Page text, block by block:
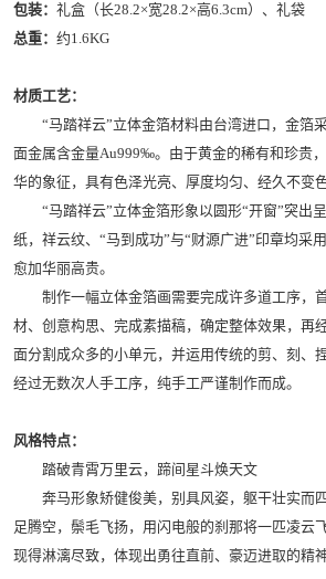
包装： 礼盒（长28.2×宽28.2×高6.3cm）、礼袋
总重： 约1.6KG
材质工艺：
“马踏祥云”立体金箔材料由台湾进口，金箔
面金属含金量Au999‰。由于黄金的稀有和珍贵
华的象征，具有色泽光亮、厚度均匀、经久不变色
“马踏祥云”立体金箔形象以圆形“开窗”突出
纸，祥云纹、“马到成功”与“财源广进”印章均采
愈加华丽高贵。
制作一幅立体金箔画需要完成许多道工序，
材、创意构思、完成素描稿，确定整体效果，再
面分割成众多的小单元，并运用传统的剪、刻、
经过无数次人手工序，纯手工严谨制作而成。
风格特点：
踏破青霄万里云，蹄间星斗焕天文
奔马形象矫健俊美，别具风姿，躯干壮实而
足腾空，鬃毛飞扬，用闪电般的刹那将一匹凌云
现得淋漓尽致，体现出勇往直前、豪迈进取的精神